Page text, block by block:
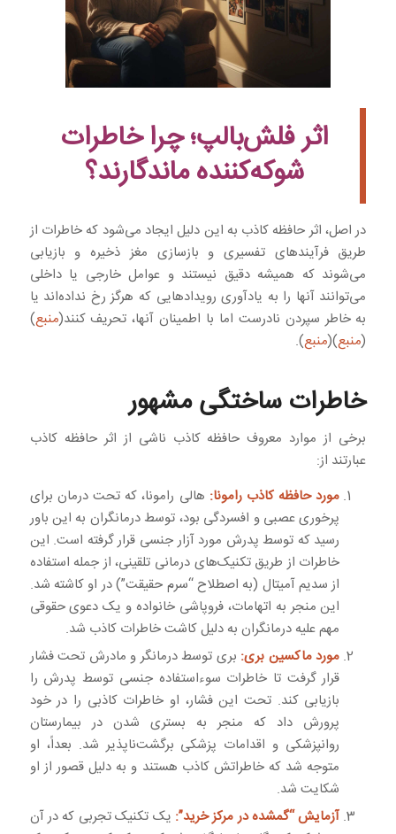
اثر فلش‌بالپ؛ چرا خاطرات
شوکه‌کننده ماندگارند؟
در اصل، اثر حافظه کاذب به این دلیل ایجاد می‌شود که خاطرات از
طریق فرآیندهای تفسیری و بازسازی مغز ذخیره و بازیابی
می‌شوند که همیشه دقیق نیستند و عوامل خارجی یا داخلی
می‌توانند آنها را به یادآوری رویدادهایی که هرگز رخ نداده‌اند یا
به خاطر سپردن نادرست اما با اطمینان آنها، تحریف کنند(منبع)
(منبع)(منبع).
خاطرات ساختگی مشهور
برخی از موارد معروف حافظه کاذب ناشی از اثر حافظه کاذب
عبارتند از:
مورد حافظه کاذب رامونا: هالی رامونا، که تحت درمان برای
پرخوری عصبی و افسردگی بود، توسط درمانگران به این باور
رسید که توسط پدرش مورد آزار جنسی قرار گرفته است. این
خاطرات از طریق تکنیک‌های درمانی تلقینی، از جمله استفاده
از سدیم آمیتال (به اصطلاح “سرم حقیقت”) در او کاشته شد.
این منجر به اتهامات، فروپاشی خانواده و یک دعوی حقوقی
مهم علیه درمانگران به دلیل کاشت خاطرات کاذب شد.
مورد ماکسین بری: بری توسط درمانگر و مادرش تحت فشار
قرار گرفت تا خاطرات سوءاستفاده جنسی توسط پدرش را
بازیابی کند. تحت این فشار، او خاطرات کاذبی را در خود
پرورش داد که منجر به بستری شدن در بیمارستان
روانپزشکی و اقدامات پزشکی برگشت‌ناپذیر شد. بعداً، او
متوجه شد که خاطراتش کاذب هستند و به دلیل قصور از او
شکایت شد.
آزمایش “گمشده در مرکز خرید”: یک تکنیک تجربی که در آن